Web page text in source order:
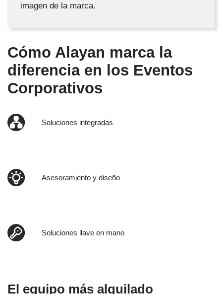
imagen de la marca.
Cómo Alayan marca la
diferencia en los Eventos
Corporativos
Soluciones integradas
Asesoramiento y diseño
Soluciones llave en mano
El equipo más alquilado